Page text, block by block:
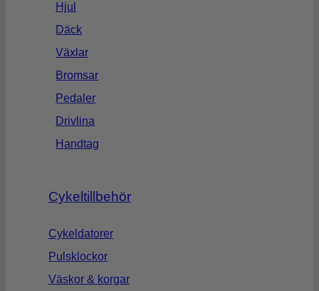
Hjul
Däck
Växlar
Bromsar
Pedaler
Drivlina
Handtag
Cykeltillbehör
Cykeldatorer
Pulsklockor
Väskor & korgar